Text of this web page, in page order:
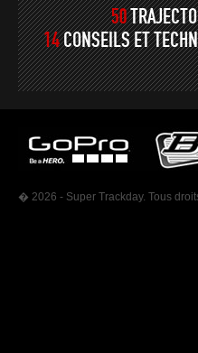
50
14CONSEILS ET
� 2026 - Super Trackday. Tous